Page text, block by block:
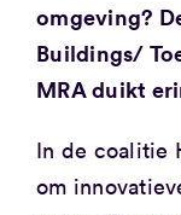
omgeving?
Buildings/
MRA duikt
In de coalitie
om